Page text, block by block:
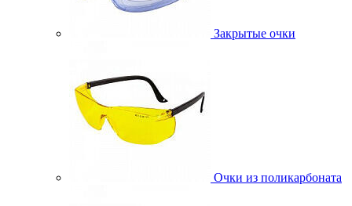
Закрытые очки
Очки из поликарбоната